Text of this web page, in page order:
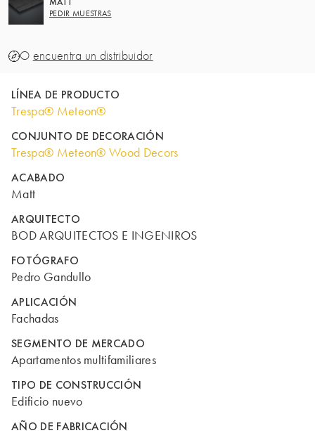
PEDIR MUESTRAS
O encuentra un distribuidor
LÍNEA DE PRODUCTO
Trespa® Meteon®
CONJUNTO DE DECORACIÓN
Trespa® Meteon® Wood Decors
ACABADO
Matt
ARQUITECTO
BOD ARQUITECTOS E INGENIROS
FOTÓGRAFO
Pedro Gandullo
APLICACIÓN
Fachadas
SEGMENTO DE MERCADO
Apartamentos multifamiliares
TIPO DE CONSTRUCCIÓN
Edificio nuevo
AÑO DE FABRICACIÓN